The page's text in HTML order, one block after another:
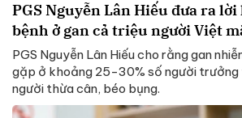
PGS Nguyễn Lân Hiếu đưa ra
bệnh ở gan cả triệu người Việt
PGS Nguyễn Lân Hiếu cho rằng gan
gặp ở khoảng 25-30% số người trưởng
người thừa cân, béo bụng.